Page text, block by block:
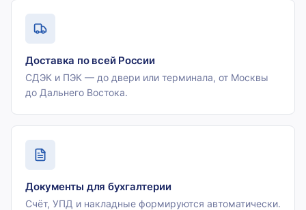
Доставка по всей России
СДЭК и ПЭК — до двери или терминала, от Москвы
до Дальнего Востока.
Документы для бухгалтерии
Счёт, УПД и накладные формируются автоматически.